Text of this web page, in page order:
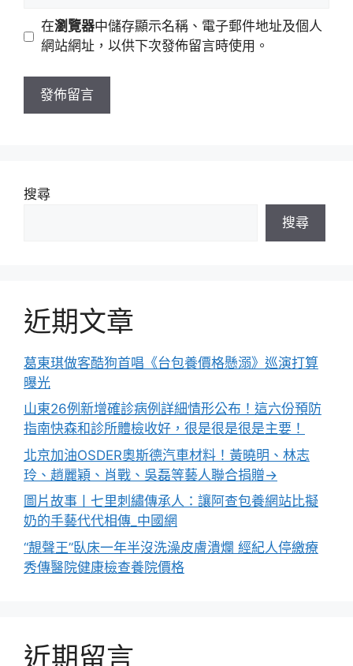
址
站
址
在瀏覽器中儲存顯示名稱、電子郵件地址及個人
網站網址，以供下次發佈留言時使用。
搜尋
搜尋
近期文章
葛東琪做客酷狗首唱《台包養價格懸溺》巡演打算
曝光
山東26例新增確診病例詳細情形公布！這六份預防
指南快森和診所體檢收好，很是很是很是主要！
北京加油OSDER奧斯德汽車材料！黃曉明、林志
玲、趙麗穎、肖戰、吳磊等藝人聯合捐贈→
圖片故事丨七里刺繡傳承人：讓阿查包養網站比擬
奶的手藝代代相傳_中國網
“靚聲王”臥床一年半沒洗澡皮膚潰爛 經紀人停繳療
秀傳醫院健康檢查養院價格
近期留言